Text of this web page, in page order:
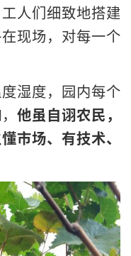
人们细致地搭建
现场，对每一个
湿度，园内每个
他虽自诩农民，
市场、有技术、